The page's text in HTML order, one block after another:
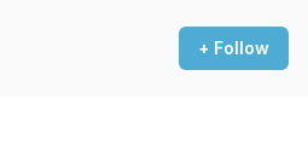
+ Follow